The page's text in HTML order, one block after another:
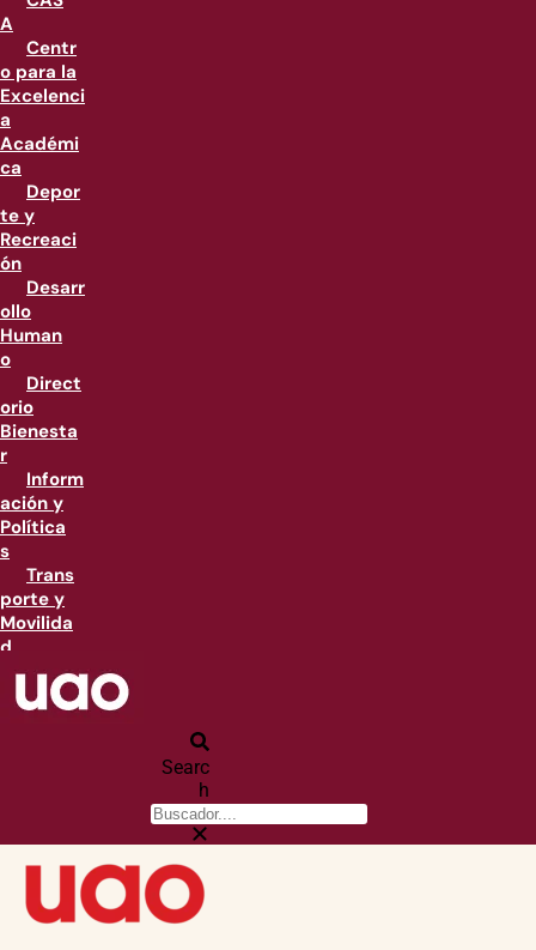
A
Centr
o para la
Excelenci
a
Académi
ca
Depor
te y
Recreaci
ón
Desarr
ollo
Human
o
Direct
orio
Bienesta
r
Inform
ación y
Política
s
Trans
porte y
Movilida
d
Searc
h